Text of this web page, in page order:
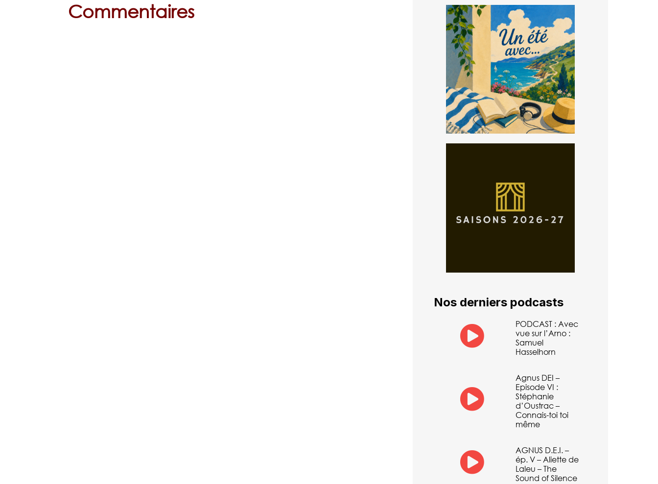
Commentaires
Nos derniers podcasts
PODCAST : Avec
vue sur l’Arno :
Samuel
Hasselhorn
Agnus DEI –
Episode VI :
Stéphanie
d’Oustrac –
Connais-toi toi
même
AGNUS D.E.I. –
ép. V – Aliette de
Laleu – The
Sound of Silence